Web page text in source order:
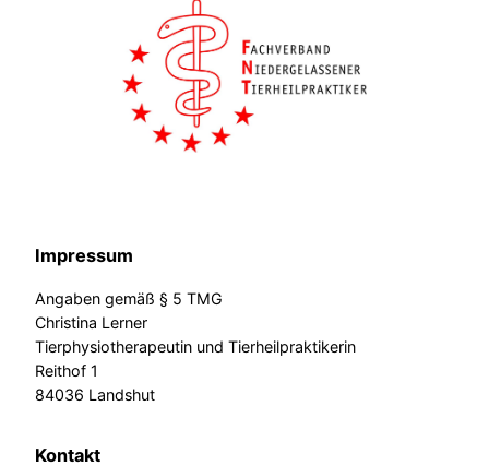
Impressum
Angaben gemäß § 5 TMG
Christina Lerner
Tierphysiotherapeutin und Tierheilpraktikerin
Reithof 1
84036 Landshut
Kontakt